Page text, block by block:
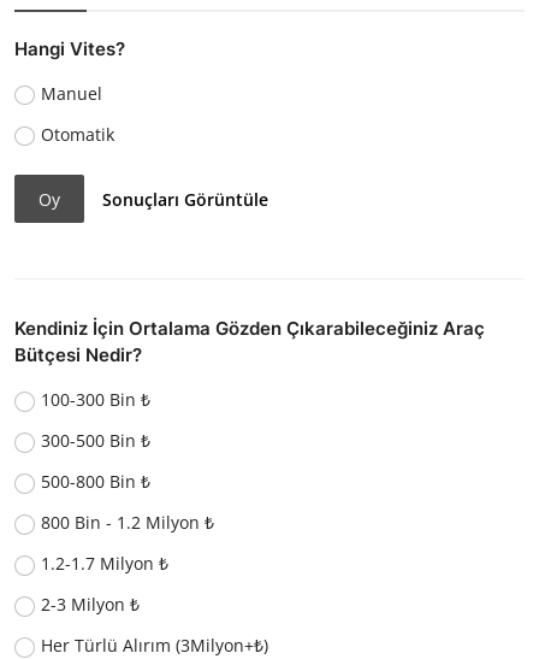
Hangi Vites?
Manuel
Otomatik
Oy Sonuçları Görüntüle
Kendiniz İçin Ortalama Gözden Çıkarabileceğiniz Araç
Bütçesi Nedir?
100-300 Bin ₺
300-500 Bin ₺
500-800 Bin ₺
800 Bin - 1.2 Milyon ₺
1.2-1.7 Milyon ₺
2-3 Milyon ₺
Her Türlü Alırım (3Milyon+₺)